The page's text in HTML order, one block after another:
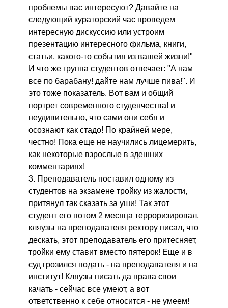
проблемы вас интересуют? Давайте на
следующий кураторский час проведем
интересную дискуссию или устроим
презентацию интересного фильма, книги,
статьи, какого-то события из вашей жизни!"
И что же группа студентов отвечает: "А нам
все по барабану! дайте нам лучше пива!". И
это тоже показатель. Вот вам и общий
портрет современного студенчества! и
неудивительно, что сами они себя и
осознают как стадо! По крайней мере,
честно! Пока еще не научились лицемерить,
как некоторые взрослые в здешних
комментариях!
3. Преподаватель поставил одному из
студентов на экзамене тройку из жалости,
притянул так сказать за уши! Так этот
студент его потом 2 месяца терроризировал,
кляузы на преподавателя ректору писал, что
дескать, этот преподаватель его притесняет,
тройки ему ставит вместо пятерок! Еще и в
суд грозился подать - на преподавателя и на
институт! Кляузы писать да права свои
качать - сейчас все умеют, а вот
ответственно к себе относится - не умеем!